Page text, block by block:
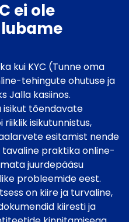
ei ole
kui KYC (Tunne oma
tehingute ohutuse ja
Jalla kasiinos.
isikut tõendavate
isikutunnistus,
esitamist nende
tavaline praktika online-
juurdepääsu
probleemide eest.
on kiire ja turvaline,
kiiresti ja